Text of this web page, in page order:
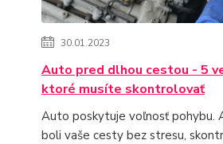
30.01.2023
Auto pred dlhou cestou - 5
ktoré musíte skontrolovať
Auto poskytuje voľnosť pohybu.
boli vaše cesty bez stresu,